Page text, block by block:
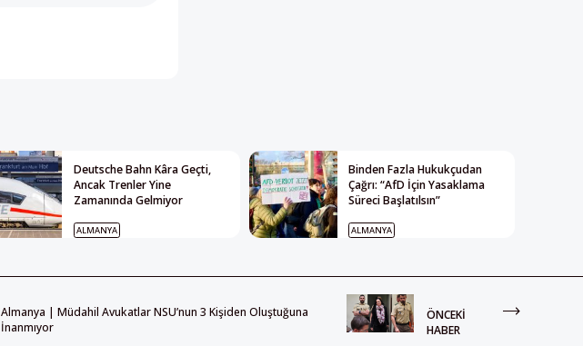
Deutsche Bahn Kâra Geçti,
Ancak Trenler Yine
Zamanında Gelmiyor
ALMANYA
Binden Fazla Hukukçudan
Çağrı: “AfD İçin Yasaklama
Süreci Başlatılsın”
ALMANYA
Almanya | Müdahil Avukatlar NSU’nun 3 Kişiden Oluştuğuna
İnanmıyor
ÖNCEKI
HABER